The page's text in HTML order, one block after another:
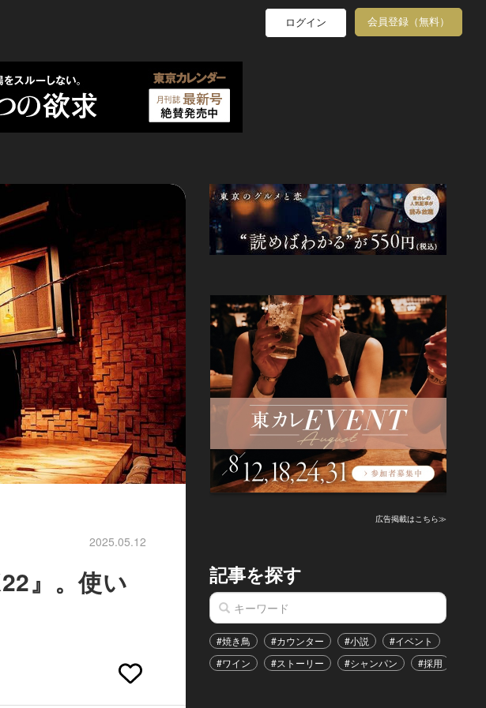
ログイン 会員登録（無料）
2025.05.12
』。使い
広告掲載はこちら≫
記事を探す
#焼き鳥 #カウンター #小説 #イベント
#ワイン
#ストーリー #シャンパン #採用